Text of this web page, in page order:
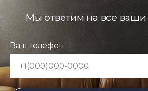
Мы ответим на все
Ваш телефон